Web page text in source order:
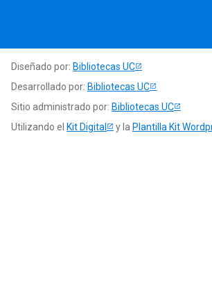
Diseñado por: Bibliotecas UC
Desarrollado por: Bibliotecas UC
Sitio administrado por: Bibliotecas UC
Utilizando el Kit Digital y la Plantilla Kit